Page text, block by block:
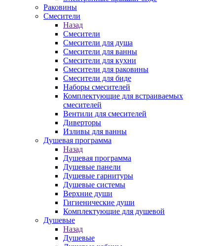
Раковины
Смесители
Назад
Смесители
Смесители для душа
Смесители для ванны
Смесители для кухни
Смесители для раковины
Смесители для биде
Наборы смесителей
Комплектующие для встраиваемых
смесителей
Вентили для смесителей
Диверторы
Изливы для ванны
Душевая программа
Назад
Душевая программа
Душевые панели
Душевые гарнитуры
Душевые системы
Верхние души
Гигиенические души
Комплектующие для душевой
Душевые
Назад
Душевые